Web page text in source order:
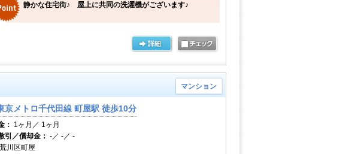
静かな住宅街♪ 屋上に共同の洗濯機がございます♪
マンション
京メトロ千代田線 町屋駅 徒歩10分
： 1ヶ月／ 1ヶ月
引／償却金： -／ -／ -
荒川区町屋